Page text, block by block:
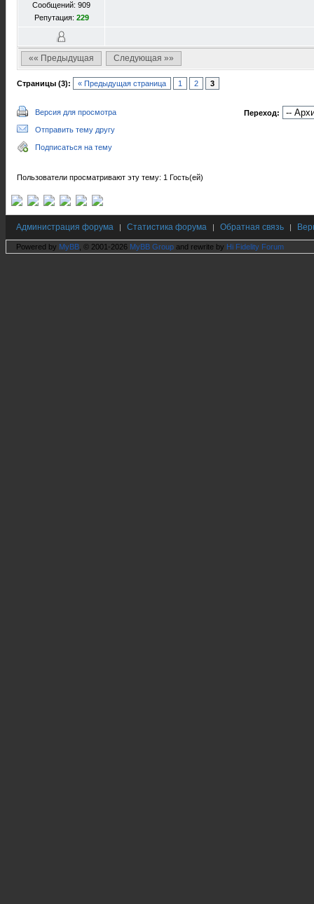
Сообщений: 909
Репутация: 229
«« Предыдущая Следующая »»
Страницы (3): « Предыдущая страница 1 2 3
Версия для просмотра
Отправить тему другу
Подписаться на тему
Переход:
Пользователи просматривают эту тему: 1 Гость(ей)
Администрация форума | Статистика форума | Обратная связь |
Powered by MyBB , © 2001-2026 MyBB Group and rewrite by Hi Fidelity Forum